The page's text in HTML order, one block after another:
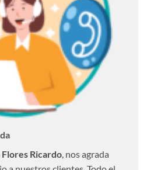
Ricardo, nos agrada